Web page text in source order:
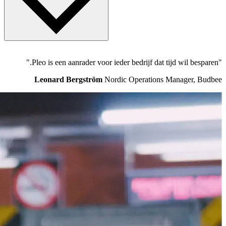
Deense financiële toezichthouder. Pleo Financial Services A/S is
statutair gevestigd te Ravnsborg Tværgade 5 C, 4. Kopenhagen N,
2200, Denemarken. CVR-nummer: 39155435. Alle communicatie
dient te worden gericht aan Pleo Technologies A/S, Ravnsborg
Rindom en Niccolo Perra, die elkaar leerden kennen toen ze beiden
team is gevestigd in Kopenhagen en Londen. Het bedrijf wordt
gefinancierd door Bain Capital Ventures, Thrive Capital, Kinnevik,
"Pleo is een aanrader voor ieder bedrijf dat tijd wil besparen."
Leonard Bergström Nordic Operations Manager, Budbee